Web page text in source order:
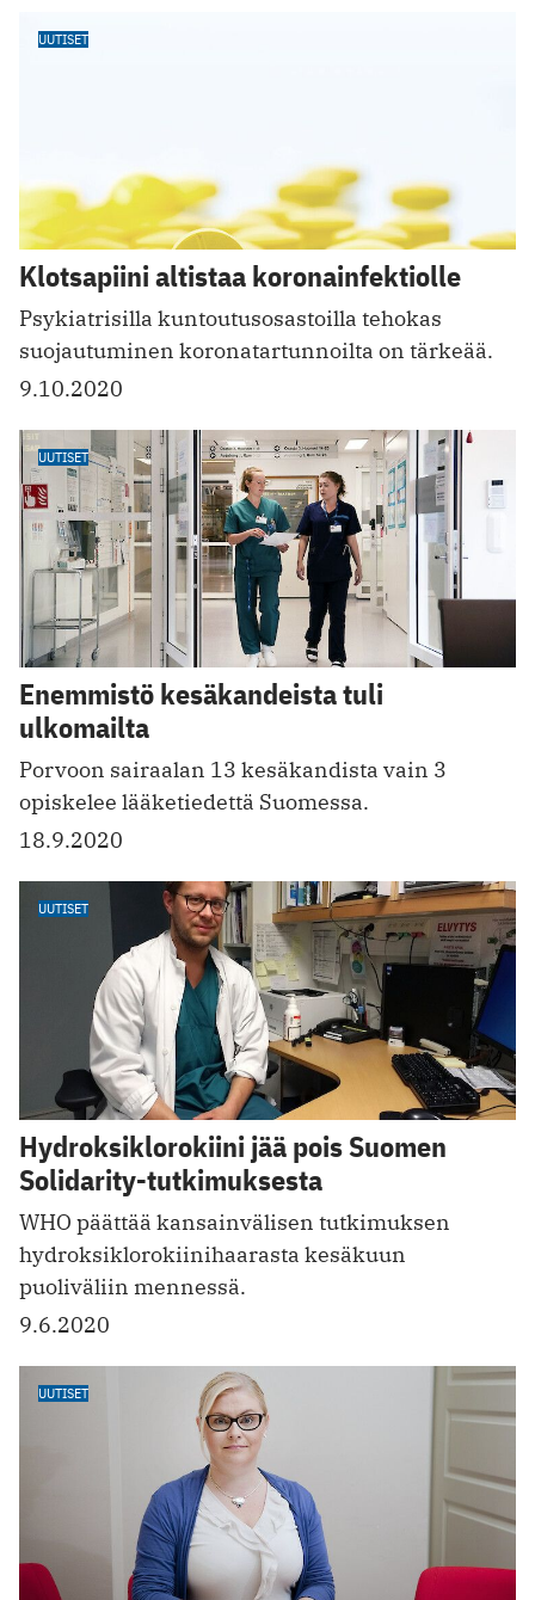
UUTISET
Klotsapiini altistaa koronainfektiolle
Psykiatrisilla kuntoutus­osastoilla tehokas
suojautuminen koronatartunnoilta on tärkeää.
9.10.2020
UUTISET
Enemmistö kesäkandeista tuli
ulkomailta
Porvoon sairaalan 13 kesäkandista vain 3
opiskelee lääketiedettä Suomessa.
18.9.2020
UUTISET
Hydroksiklorokiini jää pois Suomen
Solidarity-tutkimuksesta
WHO päättää kansainvälisen tutkimuksen
hydroksiklorokiini­haarasta kesäkuun
puoliväliin mennessä.
9.6.2020
UUTISET